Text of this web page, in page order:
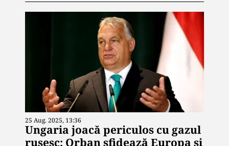
25 Aug. 2025, 13:36
Ungaria joacă periculos cu gazul
rusesc: Orban sfidează Europa și